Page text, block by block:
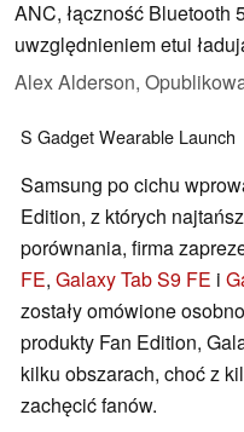
ANC, łączność Bluetooth
uwzględnieniem etui
Alex Alderson,
S GadgetWearable Launch
Samsung po cichu
Edition, z których
porównania, firma
FE, Galaxy Tab S9 FE i
zostały omówione
produkty Fan Edition,
kilku obszarach, choć z
zachęcić fanów.